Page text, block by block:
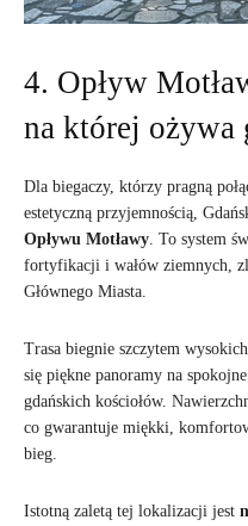
4. Opływ
na której ożywa
Dla biegaczy, którzy pragną
estetyczną przyjemnością,
Opływu Motławy . To system
fortyfikacji i wałów ziemnych,
Głównego Miasta.
Trasa biegnie szczytem
się piękne panoramy na
gdańskich kościołów.
co gwarantuje miękki,
bieg.
Istotną zaletą tej lokalizacji jest